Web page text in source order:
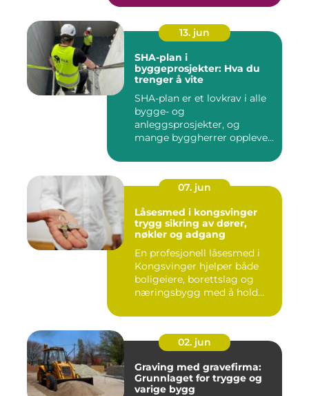
13. jun
SHA-plan i
byggeprosjekter: Hva du
trenger å vite
SHA-plan er et lovkrav i alle
bygge- og
anleggsprosjekter, og
mange byggherrer opplever
07. jun
Låsesmed i kongsvinger
trygg sikring av dører,
nøkler og adgang
En profesjonell låsesmed i
Kongsvinger hjelper både
boligeiere, borettslag og
næringsbygg med å hold...
02. jun
Graving med gravefirma:
Grunnlaget for trygge og
varige bygg